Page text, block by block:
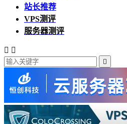
站长推荐
VPS测评
服务器测评
 
